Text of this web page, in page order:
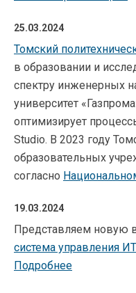
25.03.2024
Томский
в образовании и
спектру инженерных
университет
оптимизирует
Studio. В 2023 году
образовательных
согласно
19.03.2024
Представляем новую
система управления
Подробнее